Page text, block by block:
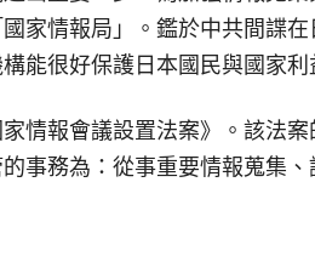
家情報局」。鑑於中共間諜
能很好保護日本國民與國家利
情報會議設置法案》。該法
的事務為：從事重要情報蒐集